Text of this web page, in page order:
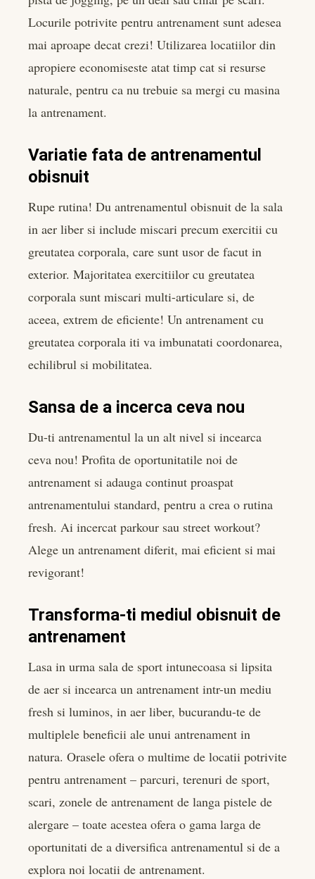
Locurile potrivite pentru antrenament sunt adesea
mai aproape decat crezi! Utilizarea locatiilor din
apropiere economiseste atat timp cat si resurse
naturale, pentru ca nu trebuie sa mergi cu masina
la antrenament.
Variatie fata de antrenamentul
obisnuit
Rupe rutina! Du antrenamentul obisnuit de la sala
in aer liber si include miscari precum exercitii cu
greutatea corporala, care sunt usor de facut in
exterior. Majoritatea exercitiilor cu greutatea
corporala sunt miscari multi-articulare si, de
aceea, extrem de eficiente! Un antrenament cu
greutatea corporala iti va imbunatati coordonarea,
echilibrul si mobilitatea.
Sansa de a incerca ceva nou
Du-ti antrenamentul la un alt nivel si incearca
ceva nou! Profita de oportunitatile noi de
antrenament si adauga continut proaspat
antrenamentului standard, pentru a crea o rutina
fresh. Ai incercat parkour sau street workout?
Alege un antrenament diferit, mai eficient si mai
revigorant!
Transforma-ti mediul obisnuit de
antrenament
Lasa in urma sala de sport intunecoasa si lipsita
de aer si incearca un antrenament intr-un mediu
fresh si luminos, in aer liber, bucurandu-te de
multiplele beneficii ale unui antrenament in
natura. Orasele ofera o multime de locatii potrivite
pentru antrenament – parcuri, terenuri de sport,
scari, zonele de antrenament de langa pistele de
alergare – toate acestea ofera o gama larga de
oportunitati de a diversifica antrenamentul si de a
explora noi locatii de antrenament.